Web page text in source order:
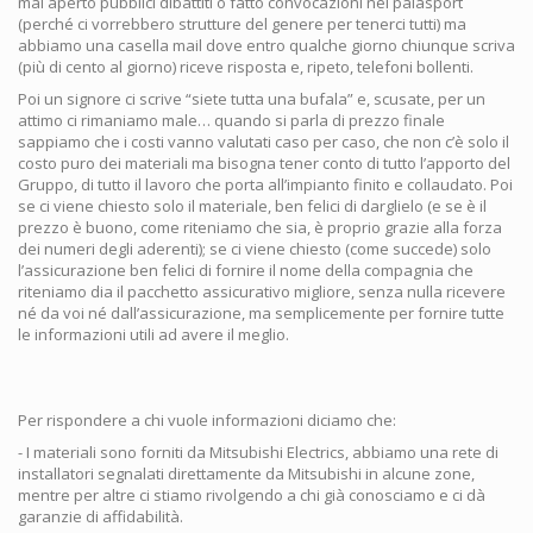
(perché ci vorrebbero strutture del genere per tenerci tutti) ma
abbiamo una casella mail dove entro qualche giorno chiunque scriva
(più di cento al giorno) riceve risposta e, ripeto, telefoni bollenti.
Poi un signore ci scrive “siete tutta una bufala” e, scusate, per un
attimo ci rimaniamo male… quando si parla di prezzo finale
sappiamo che i costi vanno valutati caso per caso, che non c’è solo il
costo puro dei materiali ma bisogna tener conto di tutto l’apporto del
Gruppo, di tutto il lavoro che porta all’impianto finito e collaudato. Poi
se ci viene chiesto solo il materiale, ben felici di darglielo (e se è il
prezzo è buono, come riteniamo che sia, è proprio grazie alla forza
dei numeri degli aderenti); se ci viene chiesto (come succede) solo
l’assicurazione ben felici di fornire il nome della compagnia che
riteniamo dia il pacchetto assicurativo migliore, senza nulla ricevere
né da voi né dall’assicurazione, ma semplicemente per fornire tutte
le informazioni utili ad avere il meglio.
Per rispondere a chi vuole informazioni diciamo che:
- I materiali sono forniti da Mitsubishi Electrics, abbiamo una rete di
installatori segnalati direttamente da Mitsubishi in alcune zone,
mentre per altre ci stiamo rivolgendo a chi già conosciamo e ci dà
garanzie di affidabilità.